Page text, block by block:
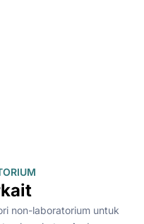
non-laboratorium untuk